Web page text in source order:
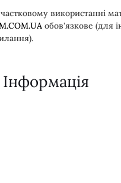
використанні
обов'язкове (для
Інформація